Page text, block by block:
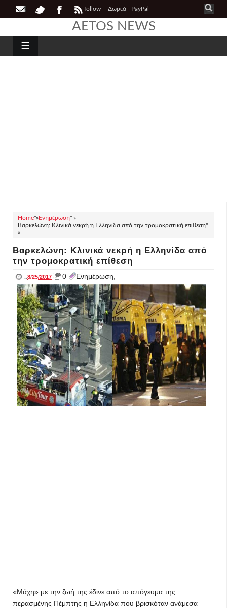
follow Δωρεά - PayPal
AETOS NEWS
☰
Home"»Ενημέρωση" »
Βαρκελώνη: Κλινικά νεκρή η Ελληνίδα από την τρομοκρατική επίθεση"
»
Βαρκελώνη: Κλινικά νεκρή η Ελληνίδα από
την τρομοκρατική επίθεση
..8/25/2017 _ 0 Ενημέρωση,
«Μάχη» με την ζωή της έδινε από το απόγευμα της
περασμένης Πέμπτης η Ελληνίδα που βρισκόταν ανάμεσα